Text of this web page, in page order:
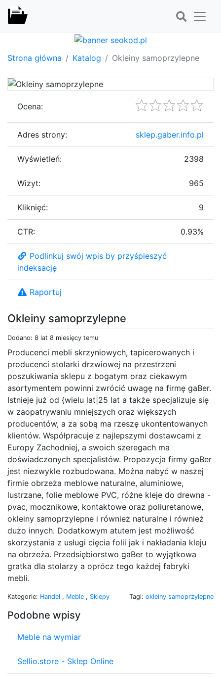
Strona główna Katalog Okleiny samoprzylepne
Okleiny samoprzylepne
Dodano: 8 lat 8 miesięcy temu
Producenci mebli skrzyniowych, tapicerowanych i
producenci stolarki drzwiowej na przestrzeni
poszukiwania sklepu z bogatym oraz ciekawym
asortymentem powinni zwrócić uwagę na firmę gaBer.
Istnieje już od {wielu lat|25 lat a także specjalizuje się
w zaopatrywaniu mniejszych oraz większych
producentów, a za sobą ma rzeszę ukontentowanych
klientów. Współpracuje z najlepszymi dostawcami z
Europy Zachodniej, a swoich szeregach ma
doświadczonych specjalistów. Propozycja firmy gaBer
jest niezwykle rozbudowana. Można nabyć w naszej
firmie obrzeża meblowe naturalne, aluminiowe,
lustrzane, folie meblowe PVC, różne kleje do drewna -
pvac, mocznikowe, kontaktowe oraz poliuretanowe,
okleiny samoprzylepne i również naturalne i również
dużo innych. Dodatkowym atutem jest możliwość
skorzystania z usługi cięcia folii jak i nakładania kleju
na obrzeża. Przedsiębiorstwo gaBer to wyjątkowa
gratka dla stolarzy a oprócz tego każdej fabryki
mebli.
Kategorie: Handel , Meble , Sklepy Tagi: okleiny samoprzylepne
Podobne wpisy
Meble na wymiar
Sellio.store - Sklep Online
Ocena:
Adres strony: sklep.gaber.info.pl
Wyświetleń: 2398
Wizyt: 965
Kliknięć: 9
CTR: 0.93%
Podlinkuj swój wpis by przyśpieszyć
indeksację
Raportuj